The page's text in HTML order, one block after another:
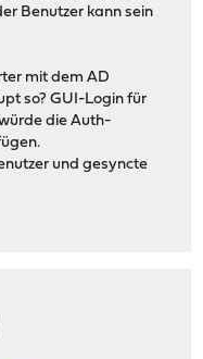
Benutzer kann sein
mit dem AD
so? GUI-Login für
die Auth-
und gesyncte